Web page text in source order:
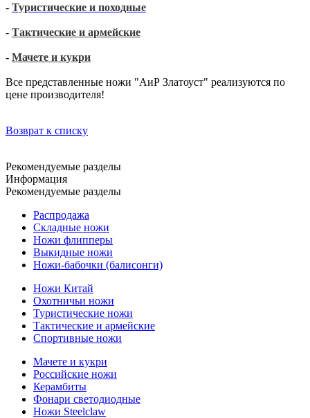
- Туристические и походные
- Тактические и армейские
- Мачете и кукри
Все представленные ножи "АиР Златоуст" реализуются по
цене производителя!
Возврат к списку
Рекомендуемые разделы
Информация
Рекомендуемые разделы
Распродажа
Складные ножи
Ножи флипперы
Выкидные ножи
Ножи-бабочки (балисонги)
Ножи Китай
Охотничьи ножи
Туристические ножи
Тактические и армейские
Спортивные ножи
Мачете и кукри
Российские ножи
Керамбиты
Фонари светодиодные
Ножи Steelclaw